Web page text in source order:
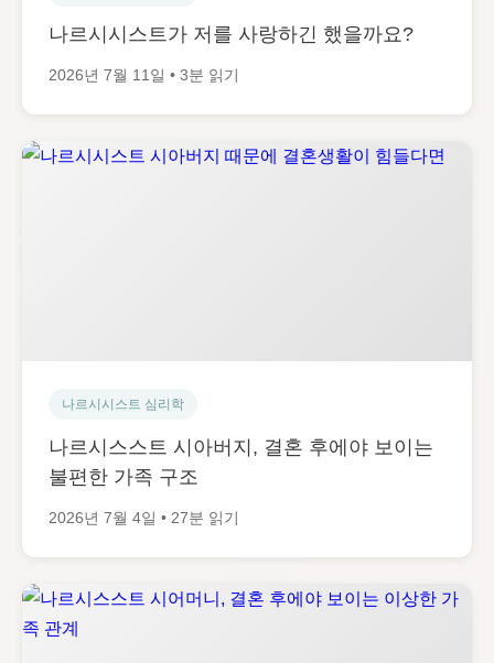
나르시시스트가 저를 사랑하긴 했을까요?
2026년 7월 11일 • 3분 읽기
나르시시스트 심리학
나르시스스트 시아버지, 결혼 후에야 보이는
불편한 가족 구조
2026년 7월 4일 • 27분 읽기